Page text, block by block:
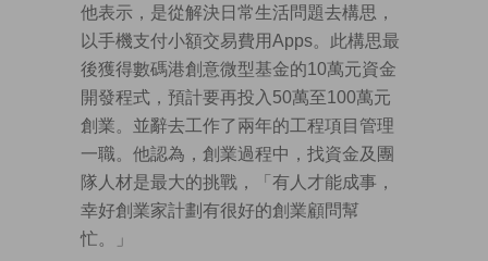
他表示，是從解決日常生活問題去構思，
以手機支付小額交易費用Apps。此構思最
後獲得數碼港創意微型基金的10萬元資金
開發程式，預計要再投入50萬至100萬元
創業。並辭去工作了兩年的工程項目管理
一職。他認為，創業過程中，找資金及團
隊人材是最大的挑戰，「有人才能成事，
幸好創業家計劃有很好的創業顧問幫
忙。」